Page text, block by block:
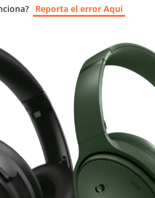
Reporta el error Aquí